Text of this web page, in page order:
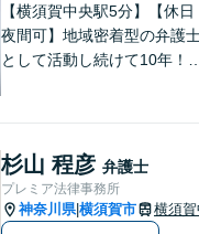
【横須賀中央駅5分】【休日
夜間可】地域密着型の弁護
として活動し続けて10年！豊
可】【女性弁護士在籍】
杉山 程彦 弁護士
プレミア法律事務所
神奈川県|横須賀市 横須